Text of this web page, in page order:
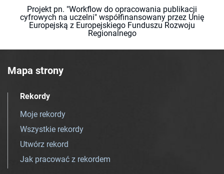
Projekt pn. "Workflow do opracowania publikacji
cyfrowych na uczelni" współfinansowany przez Unię
Europejską z Europejskiego Funduszu Rozwoju
Regionalnego
Mapa strony
Rekordy
Moje rekordy
Wszystkie rekordy
Utwórz rekord
Jak pracować z rekordem